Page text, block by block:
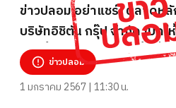
ข่าวปลอม อย่าแชร์! ตลาดห
บริษัทอิชิตัน กรุ๊ป จำกัด เปิดใ
การซื้อ-ขายหุ้นสามัญ ขั้นต่ำ
ข่าวปลอม
1 มกราคม 2567 | 11:30 น.